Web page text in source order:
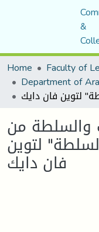
&
Home
والسلطة من
لتوين
فان دايك